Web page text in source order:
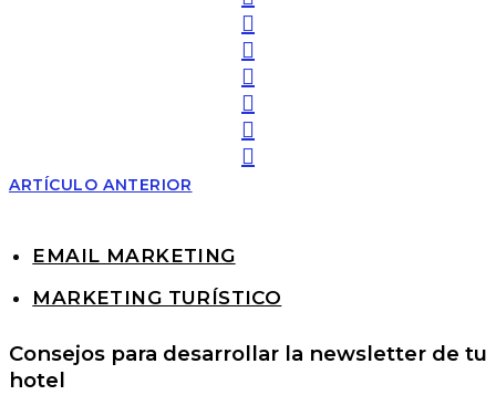
ARTÍCULO ANTERIOR
EMAIL MARKETING
MARKETING TURÍSTICO
Consejos para desarrollar la newsletter de tu
hotel